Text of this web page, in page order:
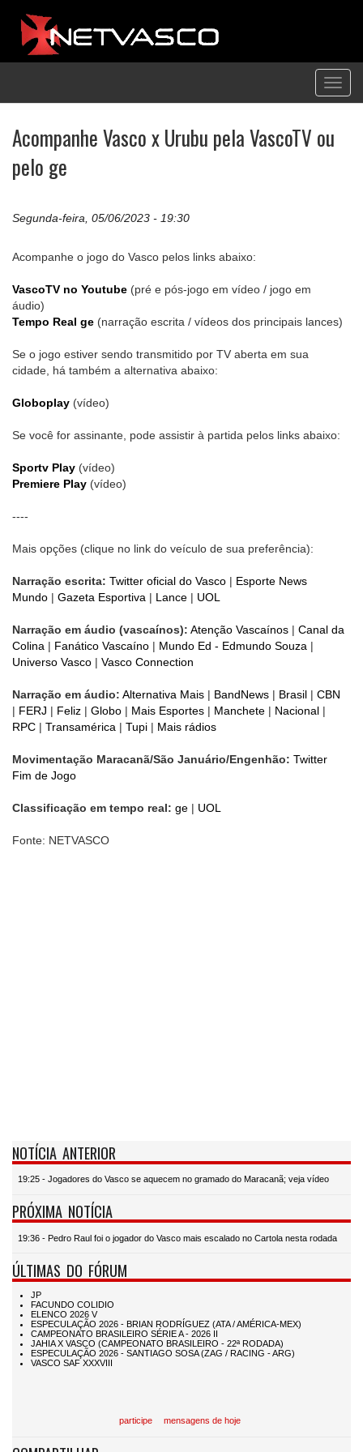
Acompanhe Vasco x Urubu pela VascoTV ou
pelo ge
Segunda-feira, 05/06/2023 - 19:30
Acompanhe o jogo do Vasco pelos links abaixo:
VascoTV no Youtube (pré e pós-jogo em vídeo / jogo em
áudio)
Tempo Real ge (narração escrita / vídeos dos principais lances)
Se o jogo estiver sendo transmitido por TV aberta em sua
cidade, há também a alternativa abaixo:
Globoplay (vídeo)
Se você for assinante, pode assistir à partida pelos links abaixo:
Sportv Play (vídeo)
Premiere Play (vídeo)
----
Mais opções (clique no link do veículo de sua preferência):
Narração escrita: Twitter oficial do Vasco | Esporte News
Mundo | Gazeta Esportiva | Lance | UOL
Narração em áudio (vascaínos): Atenção Vascaínos | Canal da
Colina | Fanático Vascaíno | Mundo Ed - Edmundo Souza |
Universo Vasco | Vasco Connection
Narração em áudio: Alternativa Mais | BandNews | Brasil | CBN
| FERJ | Feliz | Globo | Mais Esportes | Manchete | Nacional |
RPC | Transamérica | Tupi | Mais rádios
Movimentação Maracanã/São Januário/Engenhão: Twitter
Fim de Jogo
Classificação em tempo real: ge | UOL
Fonte: NETVASCO
NOTÍCIA ANTERIOR
19:25 - Jogadores do Vasco se aquecem no gramado do Maracanã; veja vídeo
PRÓXIMA NOTÍCIA
19:36 - Pedro Raul foi o jogador do Vasco mais escalado no Cartola nesta rodada
ÚLTIMAS DO FÓRUM
participe mensagens de hoje